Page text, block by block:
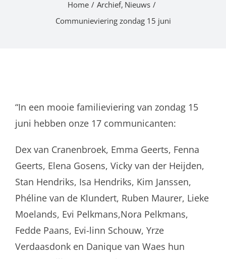
Home Archief Nieuws
Communieviering zondag 15 juni
“In een mooie familieviering van zondag 15
juni hebben onze 17 communicanten:
Dex van Cranenbroek, Emma Geerts, Fenna
Geerts, Elena Gosens, Vicky van der Heijden,
Stan Hendriks, Isa Hendriks, Kim Janssen,
Phéline van de Klundert, Ruben Maurer, Lieke
Moelands, Evi Pelkmans,Nora Pelkmans,
Fedde Paans, Evi-linn Schouw, Yrze
Verdaasdonk en Danique van Waes hun